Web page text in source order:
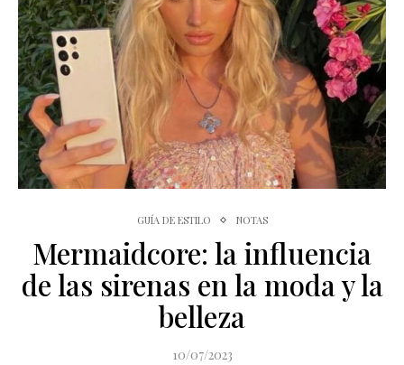
GUÍA DE ESTILO NOTAS
Mermaidcore: la influencia
de las sirenas en la moda y la
belleza
10/07/2023